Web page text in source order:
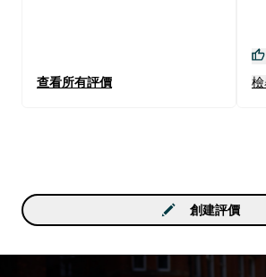
查看所有評價
創建評價